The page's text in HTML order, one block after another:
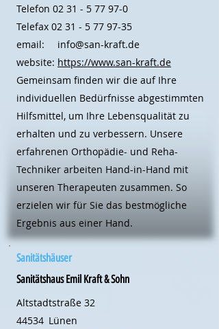
Telefon 02 31 - 5 77 97-0
Telefax 02 31 - 5 77 97-35
email:
website:
info@san-kraft.de
https://www.san-kraft.de
Gemeinsam finden wir die auf Ihre
individuellen Bedürfnisse abgestimmten
Hilfsmittel, um Ihre Lebensqualität zu
erhalten und zu verbessern. Unsere
erfahrenen Orthopädie- und Reha-
Techniker arbeiten Hand-in-Hand mit
unseren Therapeuten zusammen. So
erzielen wir für Sie das bestmögliche
Ergebnis aus einer Hand.
Sanitätshäuser
Sanitätshaus Emil Kraft & Sohn
Altstadtstraße 32
44534 Lünen